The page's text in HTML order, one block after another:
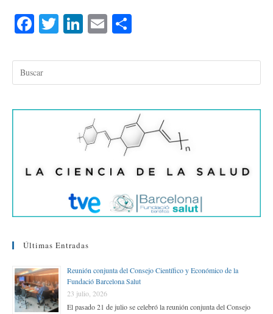
Fa
bo
ok
T
tte
r
Li
ed
In
E
ailm
pa
r
Últimas Entradas
Reunión conjunta del Consejo Científico y Económico de la
Fundació Barcelona Salut
23 julio, 2026
El pasado 21 de julio se celebró la reunión conjunta del Consejo